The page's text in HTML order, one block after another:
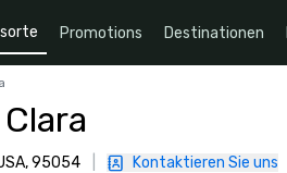
Promotions Destinationen
95054 Kontaktieren Sie uns